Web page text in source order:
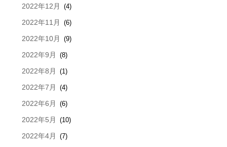
2022年12月 (4)
2022年11月 (6)
2022年10月 (9)
2022年9月 (8)
2022年8月 (1)
2022年7月 (4)
2022年6月 (6)
2022年5月 (10)
2022年4月 (7)